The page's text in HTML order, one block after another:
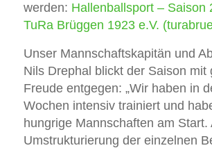
werden: Hallenballsport – Saison
TuRa Brüggen 1923 e.V.
Unser Mannschaftskapitän und
Nils Drephal blickt der Saison mit
Freude entgegen: „Wir haben in
Wochen intensiv trainiert und
hungrige Mannschaften am Start.
Umstrukturierung der einzelnen